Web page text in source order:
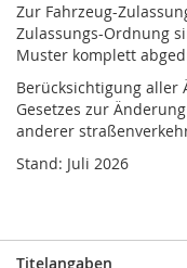
Zur Fahrzeug-
Zulassungs-Ordnung
Muster komplett
Berücksichtigung aller
Gesetzes zur
anderer
Stand: Juli 2026
Titelangaben